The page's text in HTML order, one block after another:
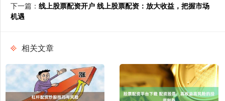
下一篇： 线上股票配资开户 线上股票配资：放大收益，把握市场
机遇
相关文章